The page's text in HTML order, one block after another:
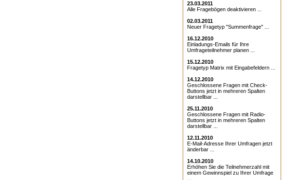
23.03.2011
Alle Fragebögen deaktivieren ...
02.03.2011
Neuer Fragetyp "Summenfrage" ...
16.12.2010
Einladungs-Emails für Ihre
Umfrageteilnehmer planen ...
15.12.2010
Fragetyp Matrix mit Eingabefeldern ...
14.12.2010
Geschlossene Fragen mit Check-
Buttons jetzt in mehreren Spalten
darstellbar ...
25.11.2010
Geschlossene Fragen mit Radio-
Buttons jetzt in mehreren Spalten
darstellbar ...
12.11.2010
E-Mail-Adresse Ihrer Umfragen jetzt
änderbar ...
14.10.2010
Erhöhen Sie die Teilnehmerzahl mit
einem Gewinnspiel zu Ihrer Umfrage